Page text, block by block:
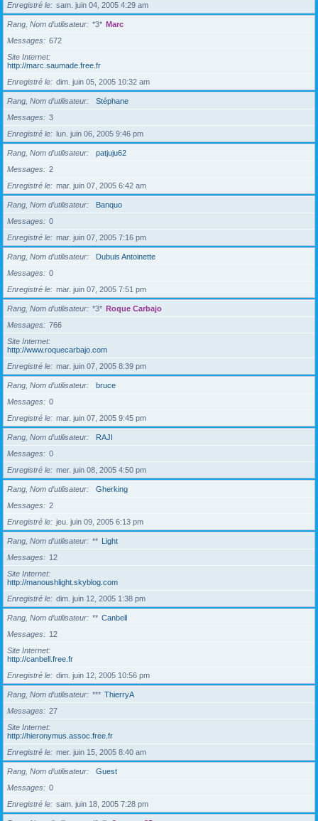
Enregistré le
sam. juin 04, 2005 4:29 am
Rang, Nom d’utilisateur *3* Marc
Messages
672
Site Internet
http://marc.saumade.free.fr
Enregistré le
dim. juin 05, 2005 10:32 am
Rang, Nom d’utilisateur
Stéphane
Messages
3
Enregistré le
lun. juin 06, 2005 9:46 pm
Rang, Nom d’utilisateur
patjuju62
Messages
2
Enregistré le
mar. juin 07, 2005 6:42 am
Rang, Nom d’utilisateur
Banquo
Messages
0
Enregistré le
mar. juin 07, 2005 7:16 pm
Rang, Nom d’utilisateur
Dubuis Antoinette
Messages
0
Enregistré le
mar. juin 07, 2005 7:51 pm
Rang, Nom d’utilisateur *3* Roque Carbajo
Messages
766
Site Internet
http://www.roquecarbajo.com
Enregistré le
mar. juin 07, 2005 8:39 pm
Rang, Nom d’utilisateur
bruce
Messages
0
Enregistré le
mar. juin 07, 2005 9:45 pm
Rang, Nom d’utilisateur
RAJI
Messages
0
Enregistré le
mer. juin 08, 2005 4:50 pm
Rang, Nom d’utilisateur
Gherking
Messages
2
Enregistré le
jeu. juin 09, 2005 6:13 pm
Rang, Nom d’utilisateur ** Light
Messages
12
Site Internet
http://manoushlight.skyblog.com
Enregistré le
dim. juin 12, 2005 1:38 pm
Rang, Nom d’utilisateur ** Canbell
Messages
12
Site Internet
http://canbell.free.fr
Enregistré le
dim. juin 12, 2005 10:56 pm
Rang, Nom d’utilisateur *** ThierryA
Messages
27
Site Internet
http://hieronymus.assoc.free.fr
Enregistré le
mer. juin 15, 2005 8:40 am
Rang, Nom d’utilisateur
Guest
Messages
0
Enregistré le
sam. juin 18, 2005 7:28 pm